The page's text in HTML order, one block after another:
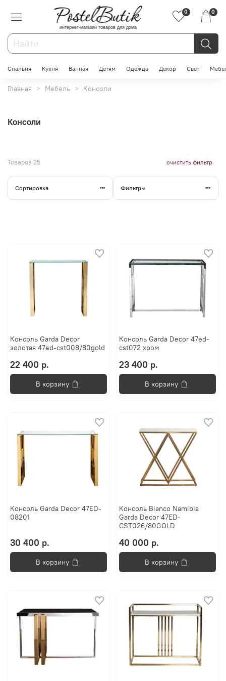
интернет-магазин товаров для дома
0 0
Спальня Кухня Ванная Детям Одежда Декор Свет
Главная Мебель Консоли
Консоли
Товаров 25 очистить фильтр
Сортировка Фильтры
Консоль Garda Decor
золотая 47ed-cst008/80gold
22 400 р.
В корзину
Консоль Garda Decor 47ed-
cst072 xром
23 400 р.
В корзину
Консоль Garda Decor 47ED-
08201
30 400 р.
В корзину
Консоль Bianco Namibia
Garda Decor 47ED-
CST026/80GOLD
40 000 р.
В корзину